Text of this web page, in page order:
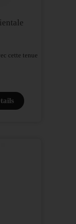
cette tenue